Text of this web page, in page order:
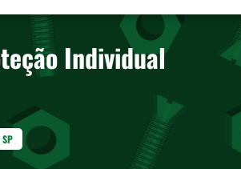
Individual